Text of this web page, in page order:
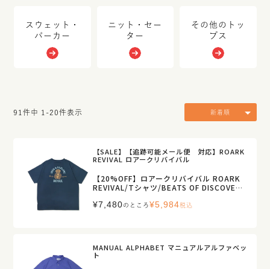
スウェット・
パーカー
ニット・セー
ター
その他のトッ
プス
新着順
91件中 1 -20件表示
【SALE】【追跡可能メール便 対応】ROARK
REVIVAL ロアークリバイバル
【20%OFF】ロアークリバイバル ROARK
REVIVAL/Tシャツ/BEATS OF DISCOVERY
1/メンズ【正規取扱】
¥7,480 のところ¥5,984税込
MANUAL ALPHABET マニュアルアルファベッ
ト